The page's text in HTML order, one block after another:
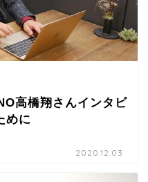
高橋翔さんインタビ
めに
2020.12.03